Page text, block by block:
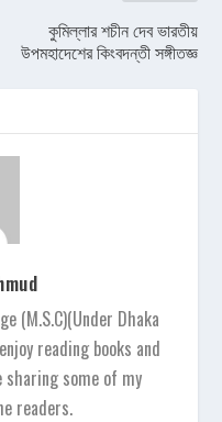
কুমিল্লার শচীন দেব ভারতীয়
উপমহাদেশের কিংবদন্তী সঙ্গীতজ্ঞ
(M.S.C)(Under Dhaka
reading books and
some of my
readers.